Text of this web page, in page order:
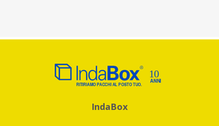
IndaBox